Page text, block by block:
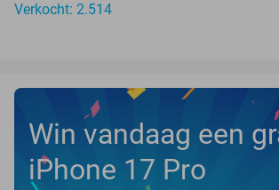
Verkocht: 2.514
Win vandaag een
iPhone 17 Pro